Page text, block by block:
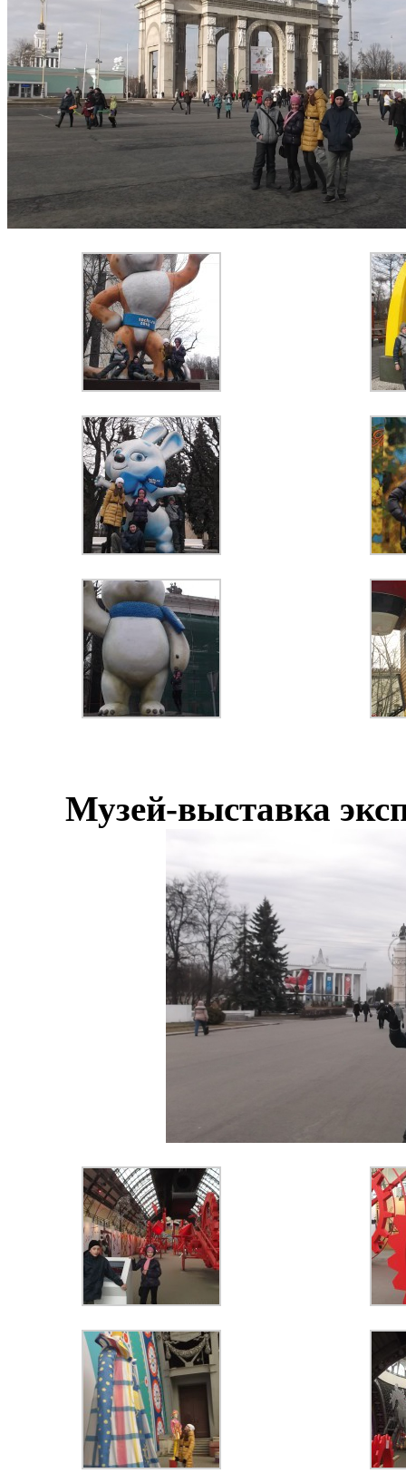
Музей-выставка